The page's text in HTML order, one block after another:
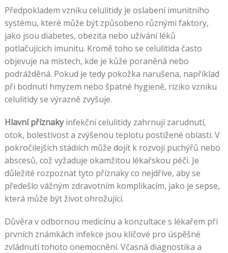
Předpokladem vzniku celulitidy je oslabení imunitního
systému, které může být způsobeno různými faktory,
jako jsou diabetes, obezita nebo užívání léků
potlačujících imunitu. Kromě toho se celulitida často
objevuje na místech, kde je kůže poraněná nebo
podrážděná. Pokud je tedy pokožka narušena, například
při bodnutí hmyzem nebo špatné hygieně, riziko vzniku
celulitidy se výrazně zvyšuje.
Hlavní příznakyinfekční celulitidy zahrnují zarudnutí,
otok, bolestivost a zvýšenou teplotu postižené oblasti. V
pokročilejších stádiích může dojít k rozvoji puchýřů nebo
abscesů, což vyžaduje okamžitou lékařskou péči. Je
důležité rozpoznat tyto příznaky co nejdříve, aby se
předešlo vážným zdravotním komplikacím, jako je sepse,
která může být život ohrožující.
Důvěra v odbornou medicínu a konzultace s lékařem při
prvních známkách infekce jsou klíčové pro úspěšné
zvládnutí tohoto onemocnění. Včasná diagnostika a